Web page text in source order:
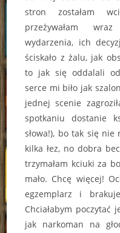
stron zostałam
przeżywałam
wydarzenia, ich
ściskało z żalu, jak
to jak się oddalali
serce mi biło jak
jednej scenie
spotkaniu dostanie
słowa!), bo tak się nie
kilka łez, no dobra
trzymałam kciuki za
mało. Chcę więcej!
egzemplarz i
Chciałabym poczytać
jak narkoman na